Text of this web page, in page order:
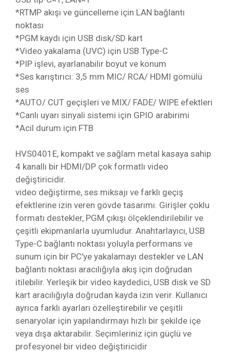
*RTMP akışı ve güncelleme için LAN bağlantı
noktası
*PGM kaydı için USB disk/SD kart
*Video yakalama (UVC) için USB Type-C
*PIP işlevi, ayarlanabilir boyut ve konum
*Ses karıştırıcı: 3,5 mm MIC/ RCA/ HDMI gömülü
ses
*AUTO/ CUT geçişleri ve MIX/ FADE/ WIPE efektleri
*Canlı uyarı sinyali sistemi için GPIO arabirimi
*Acil durum için FTB
HVS0401E, kompakt ve sağlam metal kasaya sahip
4 kanallı bir HDMI/DP çok formatlı video
değiştiricidir.
video değiştirme, ses miksajı ve farklı geçiş
efektlerine izin veren gövde tasarımı. Girişler çoklu
formatı destekler, PGM çıkışı ölçeklendirilebilir ve
çeşitli ekipmanlarla uyumludur. Anahtarlayıcı, USB
Type-C bağlantı noktası yoluyla performans ve
sunum için bir PC'ye yakalamayı destekler ve LAN
bağlantı noktası aracılığıyla akış için doğrudan
itilebilir. Yerleşik bir video kaydedici, USB disk ve SD
kart aracılığıyla doğrudan kayda izin verir. Kullanıcı
ayrıca farklı ayarları özelleştirebilir ve çeşitli
senaryolar için yapılandırmayı hızlı bir şekilde içe
veya dışa aktarabilir. Seçimleriniz için güçlü ve
profesyonel bir video değiştiricidir